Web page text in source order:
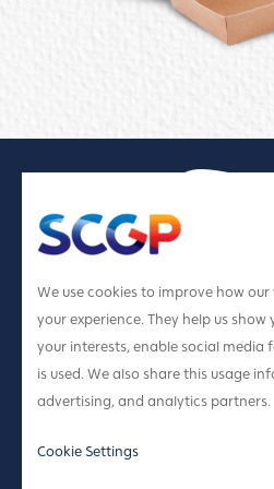
Thai Paper.
1 Siam Cement
Bangsue, Bangkok
We use cookies to improve how
your experience. They help us
your interests, enable social media
is used. We also share this usage
advertising, and analytics partners.
Cookie Settings